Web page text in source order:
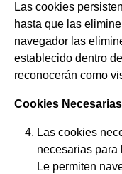
Las cookies
hasta que las
navegador las
establecido dentro
reconocerán como
Cookies Necesarias
Las cookies
necesarias para
Le permiten